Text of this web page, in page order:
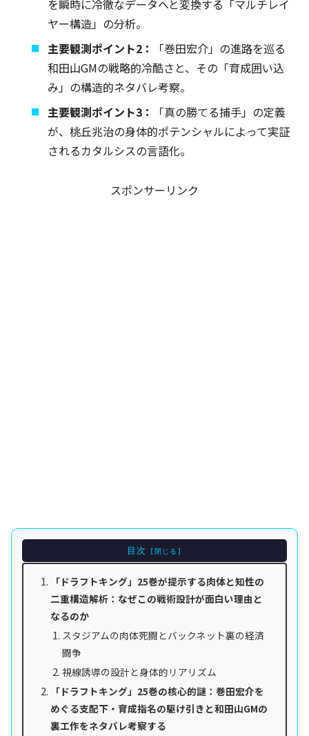
を瞬時に冷徹なデータへと変換する「マルチレイ
ヤー構造」の分析。
主要観測ポイント2：
「巻田宏介」の進路を巡る
和田山GMの戦略的冷酷さと、その「育成囲い込
み」の構造的ネタバレ考察。
主要観測ポイント3：
「真の勝てる捕手」の定義
が、桃丘兆治の身体的ポテンシャルによって実証
されるカタルシスの言語化。
スポンサーリンク
目次
「ドラフトキング」25巻が提示する肉体と知性の
二重構造解析：なぜこの戦術設計が面白い理由と
なるのか
スタジアムの肉体死闘とバックネット裏の経済
闘争
視線誘導の設計と身体的リアリズム
「ドラフトキング」25巻の核心的謎：巻田宏介を
めぐる支配下・育成指名の駆け引きと和田山GMの
裏工作をネタバレ考察する